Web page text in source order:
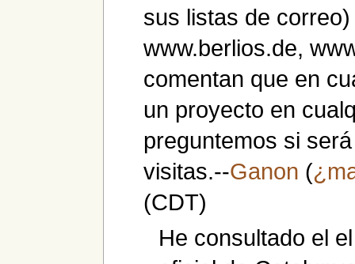
sus listas de
www.berlios.de,
comentan que en
un proyecto en
preguntemos si
visitas.--Ganon (
(CDT)
He consultado el